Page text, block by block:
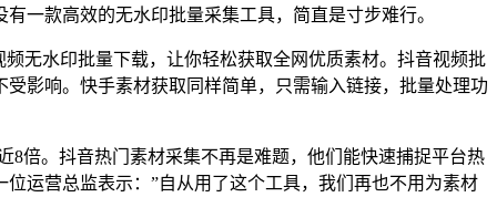
一款高效的无水印批量采集工具，简直是寸步难行。
无水印批量下载，让你轻松获取全网优质素材。抖音视频批
影响。快手素材获取同样简单，只需输入链接，批量处理功
倍。抖音热门素材采集不再是难题，他们能快速捕捉平台热
运营总监表示：”自从用了这个工具，我们再也不用为素材